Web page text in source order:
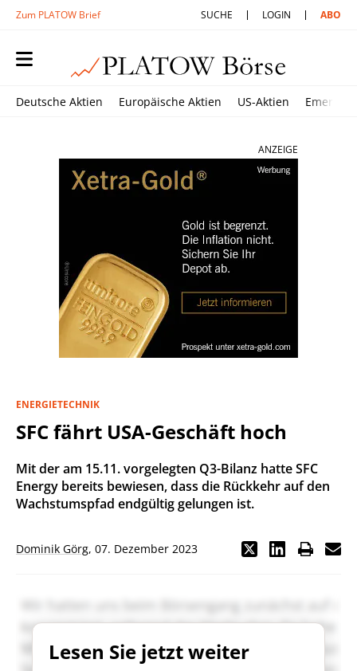
Zum PLATOW Brief SUCHE LOGIN ABO
Deutsche Aktien Europäische Aktien US-Aktien
ANZEIGE
ENERGIETECHNIK
SFC fährt USA-Geschäft hoch
Mit der am 15.11. vorgelegten Q3-Bilanz hatte SFC
Energy bereits bewiesen, dass die Rückkehr auf den
Wachstumspfad endgültig gelungen ist.
Dominik Görg, 07. Dezember 2023
Lesen Sie jetzt weiter